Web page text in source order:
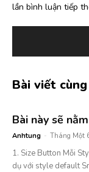
lần bình luận tiếp
Bài viết
Bài này sẽ
Anhtung - Tháng Một
1. Size Button Mỗi
dụ với style default